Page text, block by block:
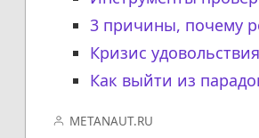
3 причины, почему
Кризис
Как выйти из
METANAUT.RU